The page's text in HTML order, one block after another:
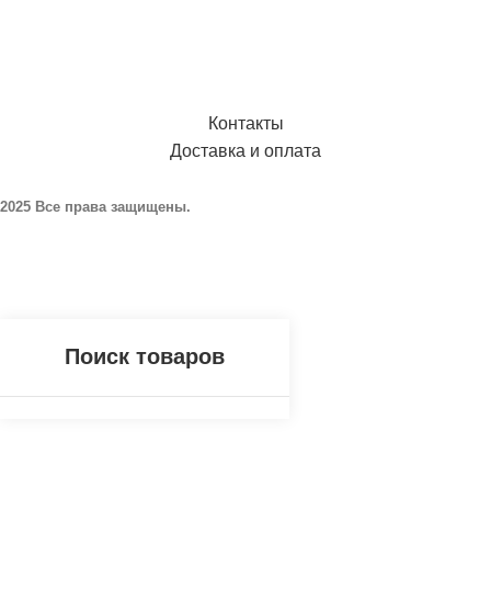
Контакты
Доставка и оплата
2025 Все права защищены.